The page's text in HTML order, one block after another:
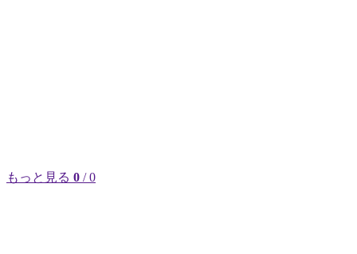
もっと見る 0 / 0